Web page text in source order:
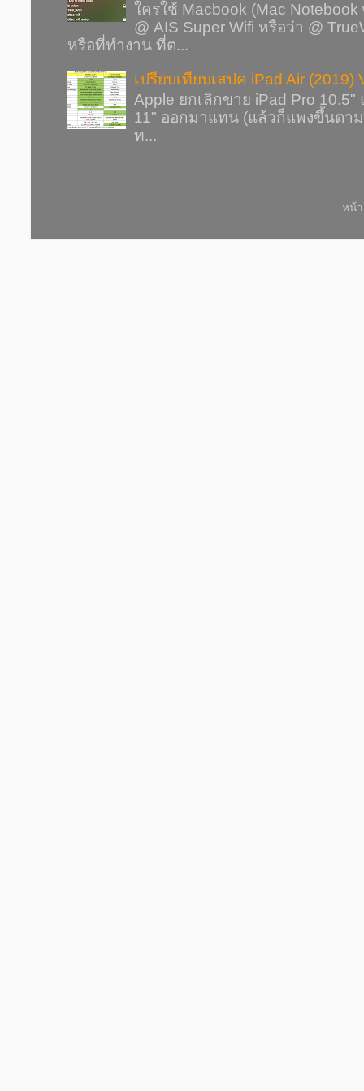
ใครใช้ Macbook (Mac
@ AIS Super Wifi หรือว่า @
หรือที่ทำงาน ที่ต...
เปรียบเทียบเสปค iPad Air (2019)
Apple ยกเลิกขาย iPad Pro
11" ออกมาแทน (แล้วก็แพงขึ้นตาม
ท...
หน้